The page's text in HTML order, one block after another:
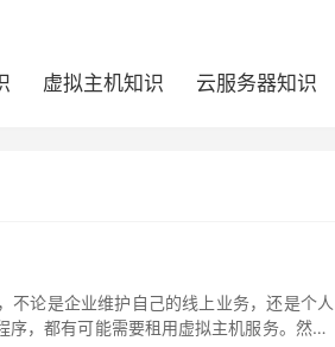
虚拟主机知识 云服务器知识
不论是企业维护自己的线上业务，还是个人
，都有可能需要租用虚拟主机服务。然而,